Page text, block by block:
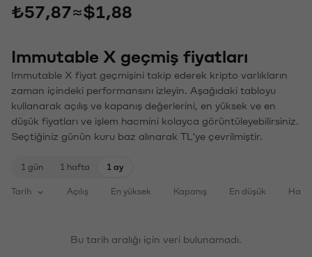
₺57,87≈$1,88
Immutable X geçmiş fiyatları
Immutable X fiyat geçmişini takip ederek kripto varlıkların
zaman içindeki performansını izleyin. Aşağıdaki tabloyu
kullanarak açılış ve kapanış değerlerini, en yüksek ve en
düşük fiyatları ve işlem hacmini kolayca görüntüleyebilirsiniz.
Seçtiğiniz günün kuru baz alınarak TL'ye çevrilmiştir.
1 gün 1 hafta 1 ay
Tarih Açılış En yüksek Kapanış En düşük
Bu tarih aralığı için veri bulunamadı.